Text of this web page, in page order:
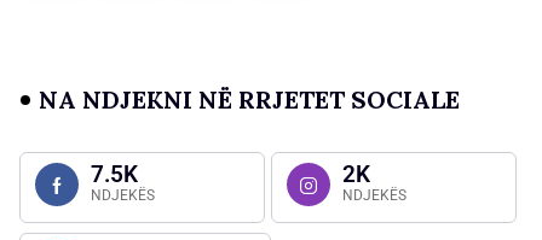
NA NDJEKNI NË RRJETET SOCIALE
7.5K
NDJEKËS
2K
NDJEKËS